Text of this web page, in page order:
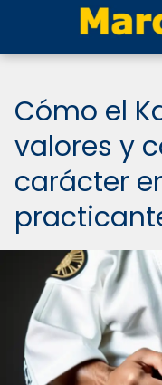
Cómo el
valores y
carácter